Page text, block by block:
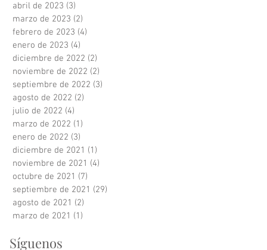
abril de 2023 (3)
marzo de 2023 (2)
febrero de 2023 (4)
enero de 2023 (4)
diciembre de 2022 (2)
noviembre de 2022 (2)
septiembre de 2022 (3)
agosto de 2022 (2)
julio de 2022 (4)
marzo de 2022 (1)
enero de 2022 (3)
diciembre de 2021 (1)
noviembre de 2021 (4)
octubre de 2021 (7)
septiembre de 2021 (29)
agosto de 2021 (2)
marzo de 2021 (1)
Síguenos